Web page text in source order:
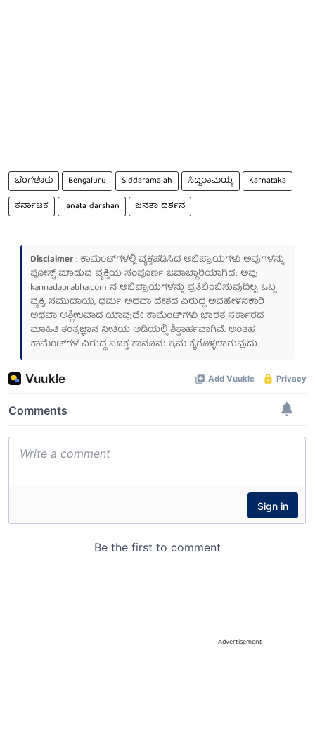
ಬೆಂಗಳೂರು Bengaluru Siddaramaiah ಸಿದ್ದರಾಮಯ್ಯ
Karnataka
ಕರ್ನಾಟಕ
janata darshan ಜನತಾ ದರ್ಶನ
Disclaimer: ಕಾಮೆಂಟ್‌ಗಳಲ್ಲಿ ವ್ಯಕ್ತಪಡಿಸಿದ ಅಭಿಪ್ರಾಯಗಳು ಅವುಗಳನ್ನು
ಪೋಸ್ಟ್ ಮಾಡುವ ವ್ಯಕ್ತಿಯ ಸಂಪೂರ್ಣ ಜವಾಬ್ದಾರಿಯಾಗಿದೆ; ಅವು
kannadaprabha.com ನ ಅಭಿಪ್ರಾಯಗಳನ್ನು ಪ್ರತಿಬಿಂಬಿಸುವುದಿಲ್ಲ. ಒಬ್ಬ
ವ್ಯಕ್ತಿ, ಸಮುದಾಯ, ಧರ್ಮ ಅಥವಾ ದೇಶದ ವಿರುದ್ಧ ಅವಹೇಳನಕಾರಿ
ಅಥವಾ ಅಶ್ಲೀಲವಾದ ಯಾವುದೇ ಕಾಮೆಂಟ್‌ಗಳು ಭಾರತ ಸರ್ಕಾರದ
ಮಾಹಿತಿ ತಂತ್ರಜ್ಞಾನ ನೀತಿಯ ಅಡಿಯಲ್ಲಿ ಶಿಕ್ಷಾರ್ಹವಾಗಿವೆ. ಅಂತಹ
ಕಾಮೆಂಟ್‌ಗಳ ವಿರುದ್ಧ ಸೂಕ್ತ ಕಾನೂನು ಕ್ರಮ ಕೈಗೊಳ್ಳಲಾಗುವುದು.
Advertisement